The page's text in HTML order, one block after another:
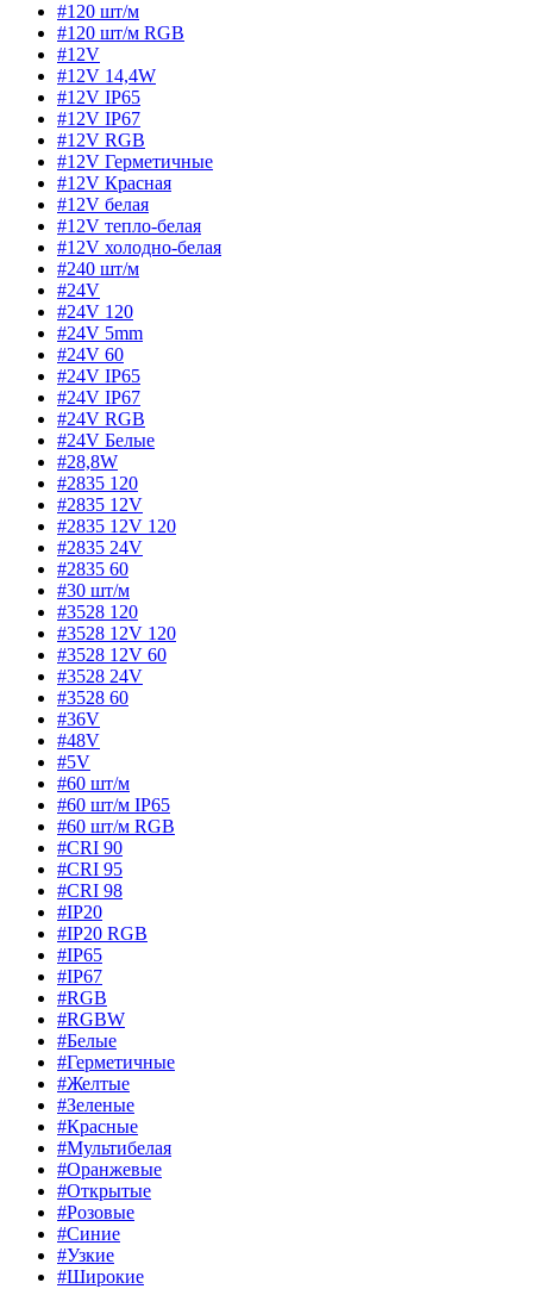
#120 шт/м
#120 шт/м RGB
#12V
#12V 14,4W
#12V IP65
#12V IP67
#12V RGB
#12V Герметичные
#12V Красная
#12V белая
#12V тепло-белая
#12V холодно-белая
#240 шт/м
#24V
#24V 120
#24V 5mm
#24V 60
#24V IP65
#24V IP67
#24V RGB
#24V Белые
#28,8W
#2835 120
#2835 12V
#2835 12V 120
#2835 24V
#2835 60
#30 шт/м
#3528 120
#3528 12V 120
#3528 12V 60
#3528 24V
#3528 60
#36V
#48V
#5V
#60 шт/м
#60 шт/м IP65
#60 шт/м RGB
#CRI 90
#CRI 95
#CRI 98
#IP20
#IP20 RGB
#IP65
#IP67
#RGB
#RGBW
#Белые
#Герметичные
#Желтые
#Зеленые
#Красные
#Мультибелая
#Оранжевые
#Открытые
#Розовые
#Синие
#Узкие
#Широкие